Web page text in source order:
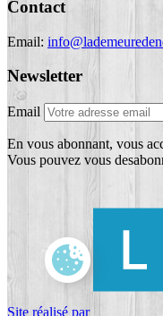
Contact
Email:
Newsletter
Email
En vous abonnant, vous
Vous pouvez vous
Site réalisé par